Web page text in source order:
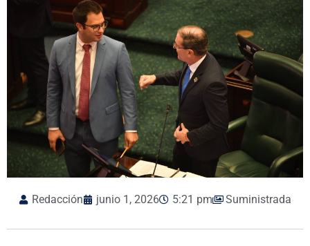
Redacción junio 1, 2026 5:21 pm Suministrada